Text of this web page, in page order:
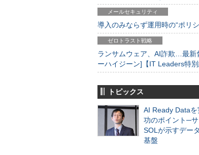
メールセキュリティ
導入のみならず運用時の“ポリ
ゼロトラスト戦略
ランサムウェア、AI詐欺…最新
ーハイジーン]【IT Leaders特別
トピックス
AI Ready Data
功のポイント─
SOLが示すデー
基盤